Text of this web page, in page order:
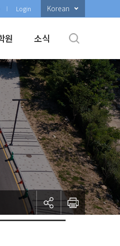
Login Korean
원 소식